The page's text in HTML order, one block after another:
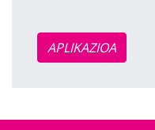
APLIKAZIOA